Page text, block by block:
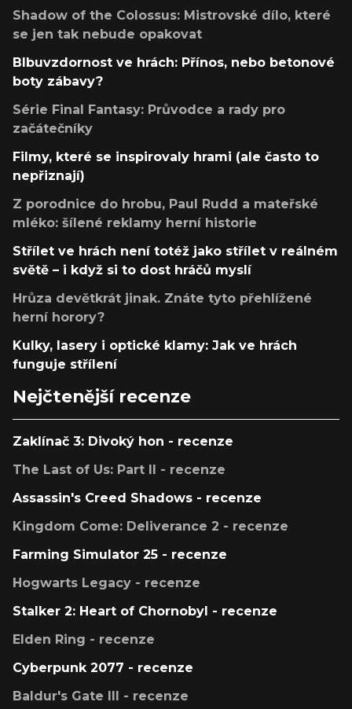
Shadow of the Colossus: Mistrovské dílo, které
se jen tak nebude opakovat
Blbuvzdornost ve hrách: Přínos, nebo betonové
boty zábavy?
Série Final Fantasy: Průvodce a rady pro
začátečníky
Filmy, které se inspirovaly hrami (ale často to
nepřiznají)
Z porodnice do hrobu, Paul Rudd a mateřské
mléko: šílené reklamy herní historie
Střílet ve hrách není totéž jako střílet v reálném
světě – i když si to dost hráčů myslí
Hrůza devětkrát jinak. Znáte tyto přehlížené
herní horory?
Kulky, lasery i optické klamy: Jak ve hrách
funguje střílení
Nejčtenější recenze
Zaklínač 3: Divoký hon - recenze
The Last of Us: Part II - recenze
Assassin's Creed Shadows - recenze
Kingdom Come: Deliverance 2 - recenze
Farming Simulator 25 - recenze
Hogwarts Legacy - recenze
Stalker 2: Heart of Chornobyl - recenze
Elden Ring - recenze
Cyberpunk 2077 - recenze
Baldur's Gate III - recenze